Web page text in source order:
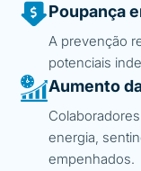
Poupança
A prevenção
potenciais
Aumento
energia,
empenhados.